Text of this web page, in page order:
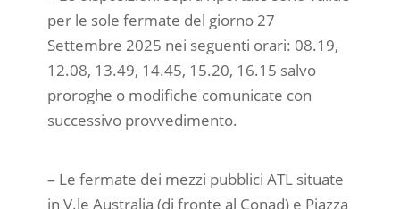
per le sole fermate del giorno 27
Settembre 2025 nei seguenti orari: 08.19,
12.08, 13.49, 14.45, 15.20, 16.15 salvo
proroghe o modifiche comunicate con
successivo provvedimento.
– Le fermate dei mezzi pubblici ATL situate
in V.le Australia (di fronte al Conad) e Piazza